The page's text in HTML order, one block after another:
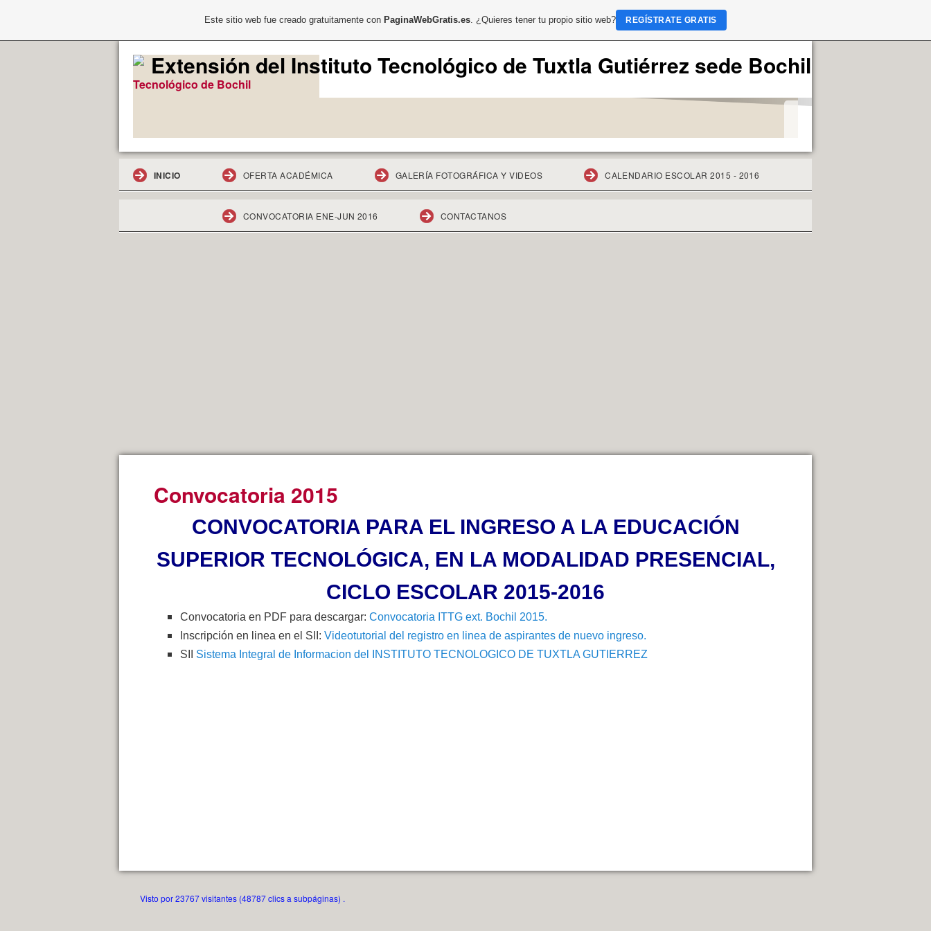
Extensión del Instituto Tecnológico de Tuxtla Gutiérrez sede Bochil
Tecnológico de Bochil
INICIO OFERTA ACADÉMICA GALERÍA FOTOGRÁFICA Y VIDEOS CALENDARIO ESCOLAR 2015 - 2016
CONVOCATORIA ENE-JUN 2016 CONTACTANOS
Convocatoria 2015
CONVOCATORIA PARA EL INGRESO A LA EDUCACIÓN
SUPERIOR TECNOLÓGICA, EN LA MODALIDAD PRESENCIAL,
CICLO ESCOLAR 2015-2016
Convocatoria en PDF para descargar: Convocatoria ITTG ext. Bochil 2015.
Inscripción en linea en el SII: Videotutorial del registro en linea de aspirantes de nuevo ingreso.
SII
Sistema Integral de Informacion del INSTITUTO TECNOLOGICO DE TUXTLA GUTIERREZ
Visto por 23767 visitantes (48787 clics a subpáginas) .
Este sitio web fue creado gratuitamente con PaginaWebGratis.es. ¿Quieres tener tu propio sitio web? REGÍSTRATE GRATIS